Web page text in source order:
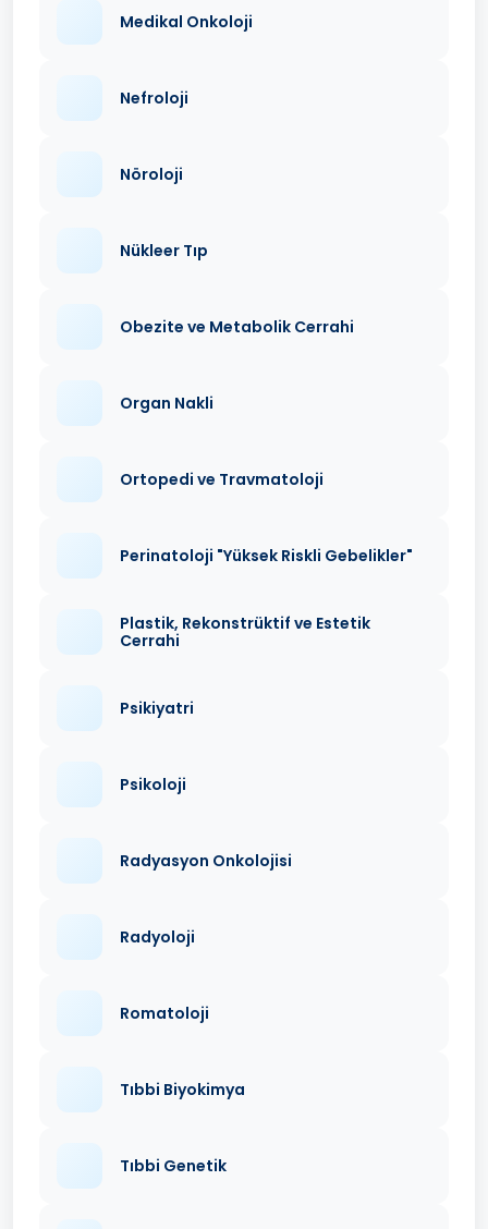
Medikal Onkoloji
Nefroloji
Nöroloji
Nükleer Tıp
Obezite ve Metabolik Cerrahi
Organ Nakli
Ortopedi ve Travmatoloji
Perinatoloji "Yüksek Riskli Gebelikler"
Plastik, Rekonstrüktif ve Estetik
Cerrahi
Psikiyatri
Psikoloji
Radyasyon Onkolojisi
Radyoloji
Romatoloji
Tıbbi Biyokimya
Tıbbi Genetik